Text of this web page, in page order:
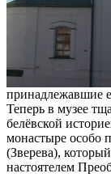
принадлежавшие
Теперь в музее
белёвской
монастыре особо
(Зверева),
настоятелем